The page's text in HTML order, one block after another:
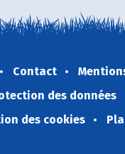
Contact
des données
des cookies